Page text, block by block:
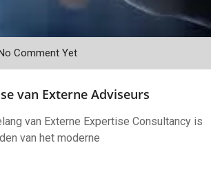
Comment Yet
van Externe Adviseurs
van Externe Expertise Consultancy is
van het moderne